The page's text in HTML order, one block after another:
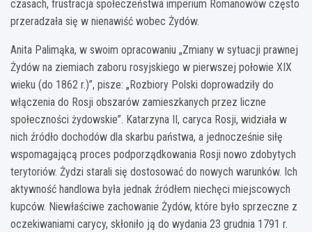
czasach, frustracja społeczeństwa imperium Romanowów często
przeradzała się w nienawiść wobec Żydów.
Anita Palimąka, w swoim opracowaniu „Zmiany w sytuacji prawnej
Żydów na ziemiach zaboru rosyjskiego w pierwszej połowie XIX
wieku (do 1862 r.)”, pisze: „Rozbiory Polski doprowadziły do
włączenia do Rosji obszarów zamieszkanych przez liczne
społeczności żydowskie”. Katarzyna II, caryca Rosji, widziała w
nich źródło dochodów dla skarbu państwa, a jednocześnie siłę
wspomagającą proces podporządkowania Rosji nowo zdobytych
terytoriów. Żydzi starali się dostosować do nowych warunków. Ich
aktywność handlowa była jednak źródłem niechęci miejscowych
kupców. Niewłaściwe zachowanie Żydów, które było sprzeczne z
oczekiwaniami carycy, skłoniło ją do wydania 23 grudnia 1791 r.